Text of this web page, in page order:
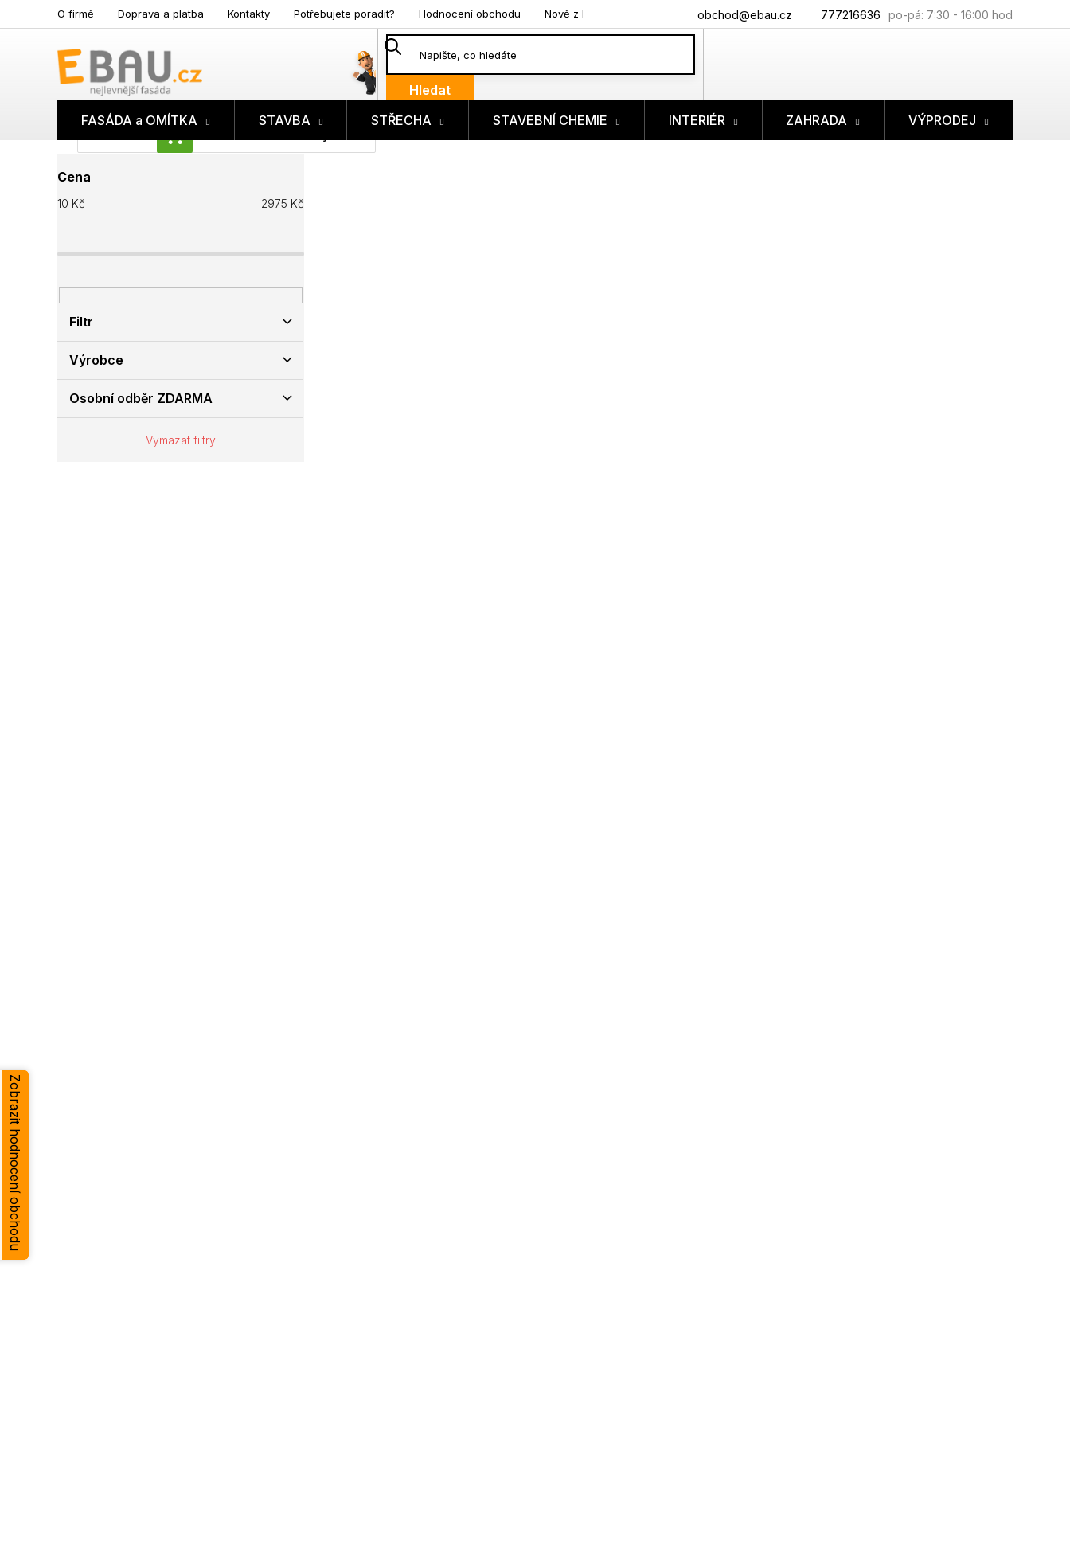
na
777216636
obchod@ebau.cz
O firmě Doprava a platba Kontakty Potřebujete poradit? Hodnocení obchodu Nově z blogu
Hledat
NÁKUPNÍ
FASÁDA a OMÍTKA STAVBA STŘECHA STAVEBNÍ CHEMIE INTERIÉR ZAHRADA VÝPRODEJ
o
s
a
n
í
a
Cena
10 Kč 2975 Kč
Filtr
Výrobce
Osobní odběr ZDARMA
Vymazat filtry
Zobrazit hodnocení obchodu